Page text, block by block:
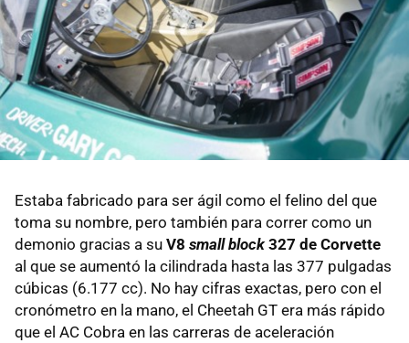
Estaba fabricado para ser ágil como el felino del que
toma su nombre, pero también para correr como un
demonio gracias a su V8 small block327 de Corvette
al que se aumentó la cilindrada hasta las 377 pulgadas
cúbicas (6.177 cc). No hay cifras exactas, pero con el
cronómetro en la mano, el Cheetah GT era más rápido
que el AC Cobra en las carreras de aceleración